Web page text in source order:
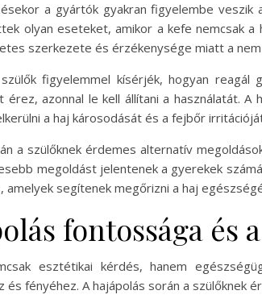
a gyártók gyakran figyelembe
olyan eseteket, amikor a kefe nemcsak
szerkezete és érzékenysége miatt a
figyelemmel kísérjék, hogyan
érez, azonnal le kell állítani a használatát.
a haj károsodását és a fejbőr
a szülőknek érdemes alternatív
megoldást jelentenek a gyerekek
amelyek segítenek megőrizni a haj
fontossága és
esztétikai kérdés, hanem
és fényéhez. A hajápolás során a